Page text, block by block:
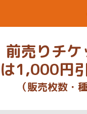
前売りチ
1,000円
（販売枚数・